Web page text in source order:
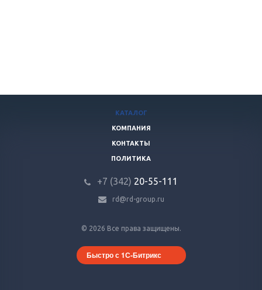
© 2026 Все права защищены.
Быстро с 1С-Битрикс
КАТАЛОГ
КОМПАНИЯ
КОНТАКТЫ
ПОЛИТИКА
+7 (342) 20-55-111
rd@rd-group.ru